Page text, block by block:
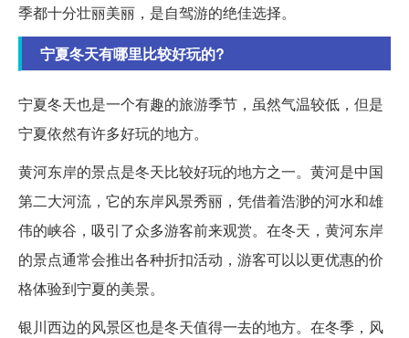
季都十分壮丽美丽，是自驾游的绝佳选择。
宁夏冬天有哪里比较好玩的?
宁夏冬天也是一个有趣的旅游季节，虽然气温较低，但是
宁夏依然有许多好玩的地方。
黄河东岸的景点是冬天比较好玩的地方之一。黄河是中国
第二大河流，它的东岸风景秀丽，凭借着浩渺的河水和雄
伟的峡谷，吸引了众多游客前来观赏。在冬天，黄河东岸
的景点通常会推出各种折扣活动，游客可以以更优惠的价
格体验到宁夏的美景。
银川西边的风景区也是冬天值得一去的地方。在冬季，风